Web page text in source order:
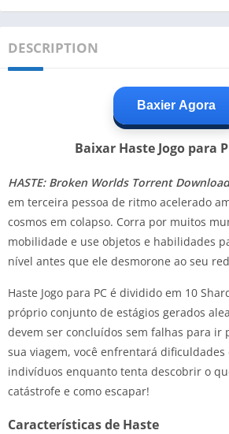
DESCRIPTION
Baxier Agora
Baixar Haste Jogo para
HASTE: Broken Worlds Torrent Download
em terceira pessoa de ritmo acelerado
cosmos em colapso. Corra por muitos
mobilidade e use objetos e habilidades
nível antes que ele desmorone ao seu
Haste Jogo para PC é dividido em 10
próprio conjunto de estágios gerados
devem ser concluídos sem falhas para ir
sua viagem, você enfrentará dificuldades
indivíduos enquanto tenta descobrir o
catástrofe e como escapar!
Características de Haste